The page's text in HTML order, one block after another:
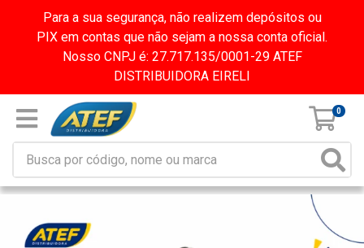
Para a sua segurança, não realizem depósitos ou
PIX em contas que não sejam a nossa conta oficial.
Nosso CNPJ é: 27.717.135/0001-29 ATEF
DISTRIBUIDORA EIRELI
0